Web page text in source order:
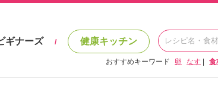
ギナーズ / 健康キッチン
おすすめキーワード 卵 なす 食